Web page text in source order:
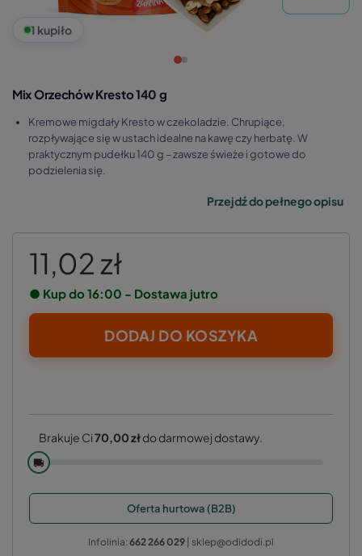
1 kupiło
Mix Orzechów Kresto 140 g
Kremowe migdały Kresto w czekoladzie. Chrupiące,
rozpływające się w ustach idealne na kawę czy herbatę. W
praktycznym pudełku 140 g – zawsze świeże i gotowe do
podzielenia się.
Przejdź do pełnego opisu
11,02 zł
● Kup do 16:00 - Dostawa jutro
DODAJ DO KOSZYKA
Brakuje Ci70,00 złdo darmowej dostawy.
🚚
Oferta hurtowa (B2B)
Infolinia: 662 266 029 | sklep@odidodi.pl